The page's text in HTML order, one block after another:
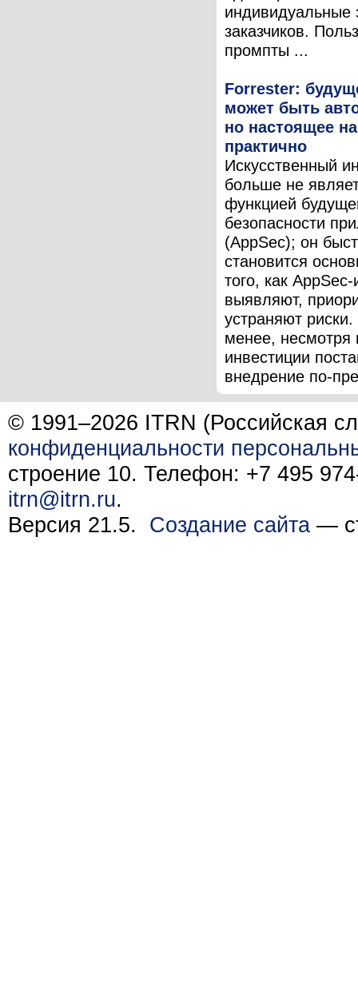
индивидуальные
заказчиков.
промпты ...
Forrester:
может быть
но настоящее
практично
Искусственный
больше не
функцией
безопасности
(AppSec); он
становится
того, как
выявляют,
устраняют
менее, несмотря
инвестиции
внедрение по-
© 1991–2026 ITRN (Российская
конфиденциальности
строение 10. Телефон: +7 495
itrn@itrn.ru.
Версия 21.5. Создание сайта —